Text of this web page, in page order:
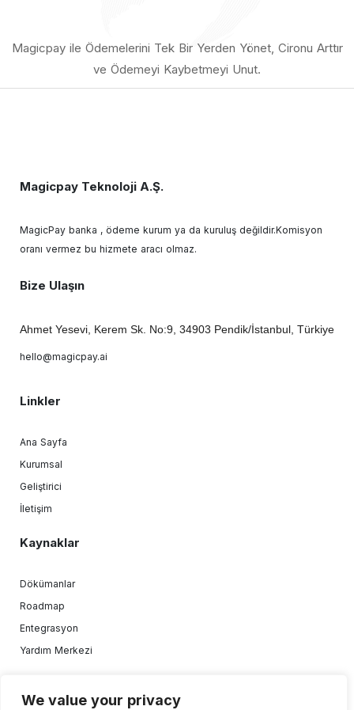
We value your privacy
Magicpay ile Ödemelerini Tek Bir Yerden Yönet, Cironu Arttır
ve Ödemeyi Kaybetmeyi Unut.
Magicpay Teknoloji A.Ş.
MagicPay banka , ödeme kurum ya da kuruluş değildir.Komisyon
oranı vermez bu hizmete aracı olmaz.
Bize Ulaşın
Ahmet Yesevi, Kerem Sk. No:9, 34903 Pendik/İstanbul, Türkiye
hello@magicpay.ai
Linkler
Ana Sayfa
Kurumsal
Geliştirici
İletişim
Kaynaklar
Dökümanlar
Roadmap
Entegrasyon
Yardım Merkezi